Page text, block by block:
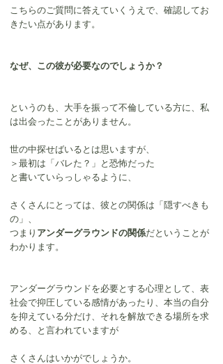
こちらのご質問に答えていくうえで、確認してお
きたい点があります。
なぜ、この彼が必要なのでしょうか？
というのも、大手を振って不倫している方に、私
は出会ったことがありません。
世の中探せばいるとは思いますが、
＞最初は「バレた？」と恐怖だった
と書いていらっしゃるように、
さくさんにとっては、彼との関係は「隠すべきも
の」、
つまり アンダーグラウンドの関係だということが
わかります。
アンダーグラウンドを必要とする心理として、表
社会で抑圧している感情があったり、本当の自分
を抑えている分だけ、それを解放できる場所を求
める、と言われていますが
さくさんはいかがでしょうか。